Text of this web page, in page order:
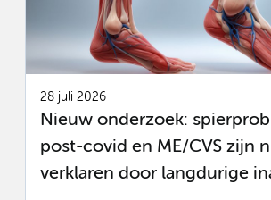
28 juli 2026
Nieuw onderzoek:
post-covid en ME/CVS zijn
verklaren door langdurige